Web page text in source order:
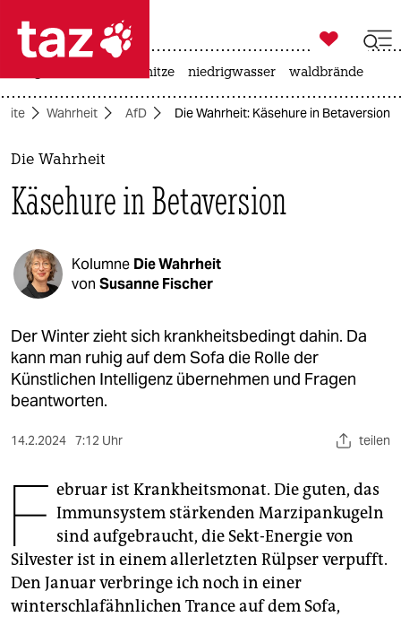
 taz zahl ich
taz zahl ich
themen
politik
öko
gesellschaft
kultur
sport
berlin
nord
wahrheit
verlag
verlag
veranstaltungen

taz zahl ich
hitze niedrigwasser waldbrände
Wahrheit AfD Die Wahrheit: Käsehure in Betaversion
Die Wahrheit
Käsehure in Betaversion
Kolumne Die Wahrheit
von Susanne Fischer
Der Winter zieht sich krankheitsbedingt dahin. Da
kann man ruhig auf dem Sofa die Rolle der
Künstlichen Intelligenz übernehmen und Fragen
beantworten.
14.2.2024 7:12 Uhr teilen
F ebruar ist Krankheitsmonat. Die guten, das
Immunsystem stärkenden Marzipankugeln
sind aufgebraucht, die Sekt-Energie von
Silvester ist in einem allerletzten Rülpser verpufft.
Den Januar verbringe ich noch in einer
winterschlafähnlichen Trance auf dem Sofa,